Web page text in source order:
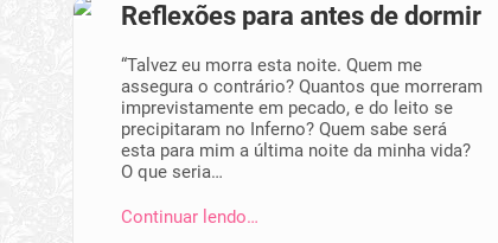
Reflexões para antes de dormir
“Talvez eu morra esta noite. Quem me
assegura o contrário? Quantos que morreram
im­previstamente em pecado, e do leito se
precipitaram no Inferno? Quem sabe será
esta para mim a última noite da minha vida?
O que seria…
Continuar lendo…